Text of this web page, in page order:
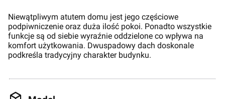
Niewątpliwym atutem domu jest jego częściowe
podpiwniczenie oraz duża ilość pokoi. Ponadto wszystkie
funkcje są od siebie wyraźnie oddzielone co wpływa na
komfort użytkowania. Dwuspadowy dach doskonale
podkreśla tradycyjny charakter budynku.